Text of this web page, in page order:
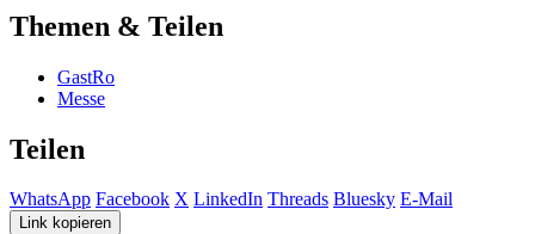
Themen & Teilen
GastRo
Messe
Teilen
WhatsApp Facebook X LinkedIn Threads Bluesky E-Mail
Link kopieren